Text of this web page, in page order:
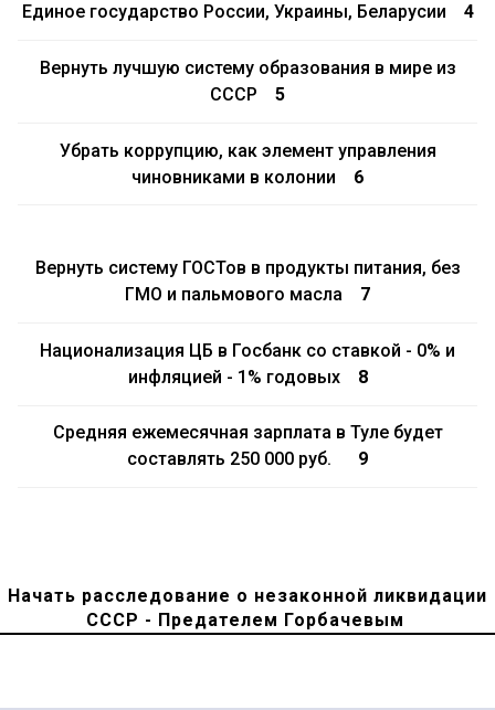
Единое государство России, Украины, Беларусии 4
Вернуть лучшую систему образования в мире из
СССР
5
Убрать коррупцию, как элемент управления
чиновниками в колонии
6
Вернуть систему ГОСТов в продукты питания, без
ГМО и пальмового масла
7
Национализация ЦБ в Госбанк со ставкой - 0% и
инфляцией - 1% годовых
8
Средняя ежемесячная зарплата в Туле будет
составлять 250 000 руб.
9
Начать расследование о незаконной ликвидации
СССР - Предателем Горбачевым